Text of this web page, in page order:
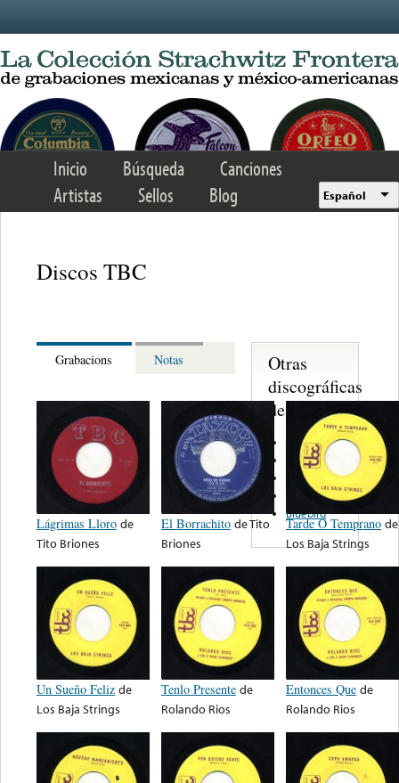
Inicio Búsqueda
Canciones
Artistas
Sellos Blog Español
Discos TBC
Grabacions Notas
Lágrimas Lloro de
Tito Briones
El Borrachito deTito
Briones
Tarde O Temprano de
Los Baja Strings
Un Sueño Feliz de
Los Baja Strings
Tenlo Presente de
Rolando Rios
Entonces Que de
Rolando Rios
Otras
discográficas
de nota ...
Brunswick
Decca
Universal
Bluebird